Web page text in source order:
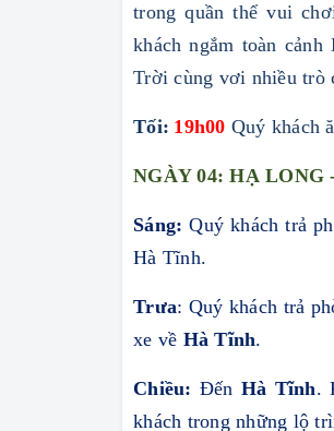
trong quần thể vui
khách ngắm toàn
Trời cùng vơi nhiều trò
Tối: 19h00 Quý khách
NGÀY 04: HẠ LONG
Sáng:Quý khách trả
Hà Tĩnh.
Trưa: Quý khách trả
xe về Hà Tĩnh.
Chiều: Đến Hà Tĩnh.
khách trong những lộ